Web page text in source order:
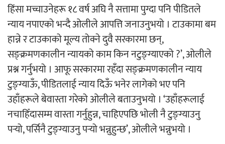
अर्जुन चन्द्रको ‘संवेदनाका प्रतिध्वनि’
मुक्तकसङ्ग्रह लोकार्पण
‘दुर्गा’ निर्माण गर्दै सम्राट
हिंसा मच्चाउनेहरू १८ वर्ष अघि नै सत्तामा पुग्दा पनि पीडितले
न्याय नपाएको भन्दै ‌ओलीले आपत्ति जनाउनुभयो । टाउकामा बम
हान्ने र टाउकाको मूल्य तोक्ने दुवै सरकारमा छन्,
सङ्क्रमणकालीन न्यायको काम किन नटुङ्ग्याएको ?’, ओलीले
प्रश्न गर्नुभयो । आफू सरकारमा रहँदा सङ्क्रमणकालीन न्याय
टुङ्ग्याऊँ, पीडितलाई न्याय दिऊँ भनेर लागेको भए पनि
उहाँहरूले बेवास्ता गरेको ओलीले बताउनुभयो । ‘उहाँहरूलाई
नचाहिँदासम्म वास्ता गर्नुहुन्न, चाहिएपछि भोली नै टुङ्ग्याउनु
पर्‍यो, पर्सिनै टुङ्ग्याउनु पर्‍यो भन्नुहुन्छ’, ओलीले भन्नुभयो ।